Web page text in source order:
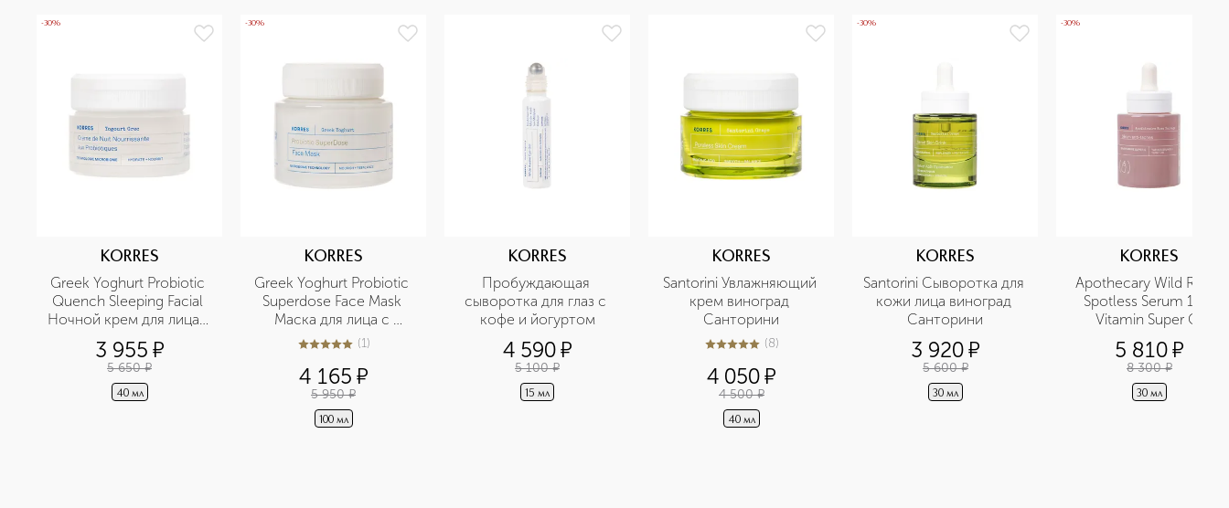
-30%
KORRES
Greek Yoghurt Probiotic
Quench Sleeping Facial
Ночной крем для лица с
пробиотиками и
йогуртом
3 955 ¤
5 650 ¤
40 мл
-30%
KORRES
Greek Yoghurt Probiotic
Superdose Face Mask
Маска для лица с
пробиотиками и
5из 51 (1)
4 165 ¤
5 950 ¤
100 мл
KORRES
Пробуждающая
сыворотка для глаз с
кофе и йогуртом
4 590¤
5 100 ¤
15 мл
KORRES
Santorini Увлажняющий
крем виноград
Санторини
4.9из58 (8)
4 050¤
4 500 ¤
40 мл
-30%
KORRES
Santorini Cыворотка для
кожи лица виноград
Санторини
3 920¤
5 600 ¤
30 мл
-30%
KORRES
Apothecary Wild Rose
Spotless Serum 15%
Vitamin Super C
Сыворотка с
экстрактом дикой розы
и 15% витамином С
5 810¤
8 300 ¤
30 мл